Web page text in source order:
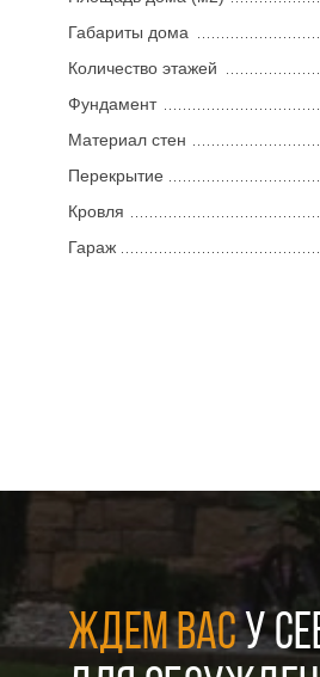
Габариты дома
Количество этажей
Фундамент
Материал стен
Перекрытие
Кровля
Гараж
ЖДЕМ ВАСУ